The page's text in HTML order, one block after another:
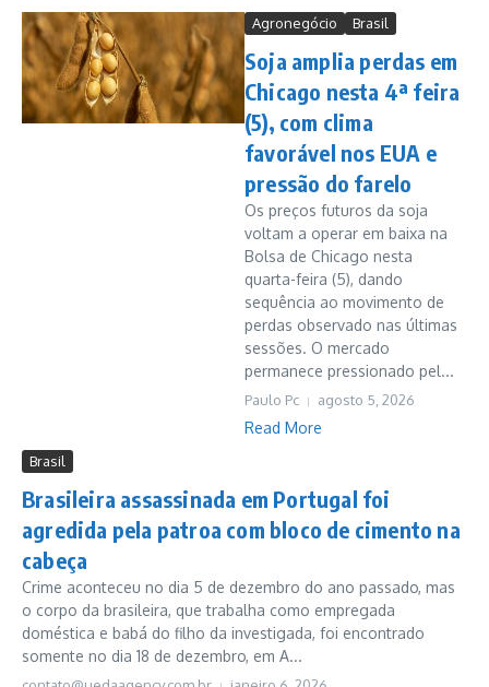
Agronegócio Brasil
Soja amplia perdas em
Chicago nesta 4ª feira
(5), com clima
favorável nos EUA e
pressão do farelo
Os preços futuros da soja
voltam a operar em baixa na
Bolsa de Chicago nesta
quarta-feira (5), dando
sequência ao movimento de
perdas observado nas últimas
sessões. O mercado
permanece pressionado pel...
Paulo Pc agosto 5, 2026
Read More
Brasil
Brasileira assassinada em Portugal foi
agredida pela patroa com bloco de cimento na
cabeça
Crime aconteceu no dia 5 de dezembro do ano passado, mas
o corpo da brasileira, que trabalha como empregada
doméstica e babá do filho da investigada, foi encontrado
somente no dia 18 de dezembro, em A...